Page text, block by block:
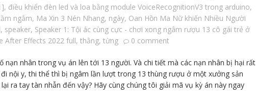
, điều khiển đèn led và loa bằng module VoiceRecognitionV3 trong arduino,
ngắm, Ma Xin 3 Nén Nhang, ngày, Oan Hồn Ma Nữ khiến Nhiều Người
, speaker, Speaker 1: Tội ác cùng cực - chơi xong ngâm rượu 13 cô gái trẻ ở
After Effects 2022 full, thằng, từng 0 comment
nạn nhân trong vụ án lên tới 13 người. Và chi tiết mà các nạn nhân bị hại rất
nội y, thi thể thì bị ngâm lần lượt trong 13 thùng rượu ở một xưởng sản
ra tay tàn nhẫn đến vậy? Hãy cùng chúng tôi giải mã vụ kỳ án này ngay